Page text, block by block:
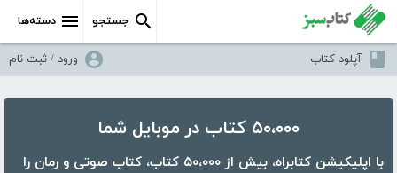
دسته‌ها جستجو
آپلود کتاب ورود / ثبت نام
۵۰،۰۰۰ کتاب در موبایل شما
با اپلیکیشن کتابراه، بیش از ۵۰،۰۰۰ کتاب، کتاب صوتی و رمان را